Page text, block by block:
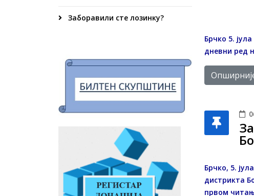
Заборавили сте лозинку?
Брчко 5.
дневни ред
Брчко, 5.
дистрикта
првом